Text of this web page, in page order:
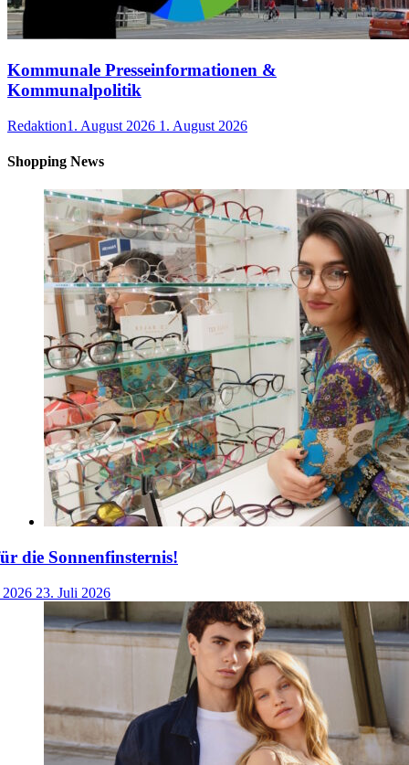
Kommunale Presseinformationen &
Kommunalpolitik
Redaktion1. August 2026 1. August 2026
Shopping News
die Sonnenfinsternis!
23. Juli 2026